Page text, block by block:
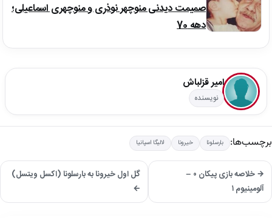
صمیمت دیدنی منوچهر نوذری و منوچهری اسماعیلی؛
دهه 70
امیر قزلباش
نویسنده
برچسب‌ها: بارسلونا خیرونا لالیگا اسپانیا
→ خلاصه بازی پیکان ۰ –
آلومینیوم ۱
گل اول خیرونا به بارسلونا (اکسل ویتسل)
←